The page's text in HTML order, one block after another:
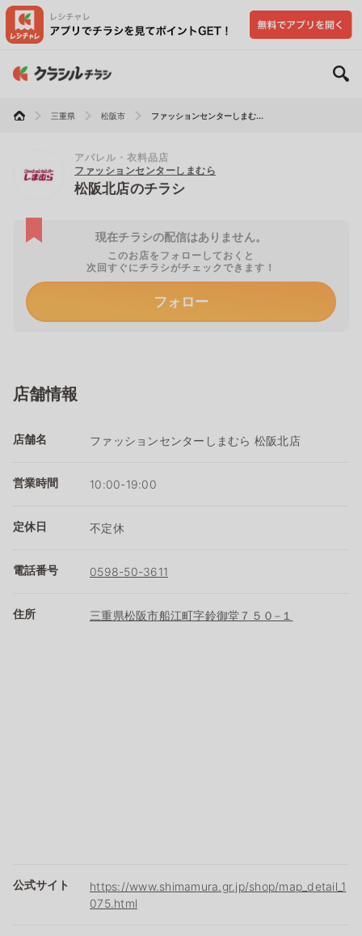
三重県 松阪市 ファッションセンターしまむ...
アパレル・衣料品店
ファッションセンターしまむら
松阪北店のチラシ
現在チラシの配信はありません。
このお店をフォローしておくと
次回すぐにチラシがチェックできます！
フォロー
店舗情報
店舗名 ファッションセンターしまむら 松阪北店
営業時間 10:00-19:00
定休日 不定休
電話番号 0598-50-3611
住所 三重県松阪市船江町字鈴御堂７５０−１
公式サイト
https://www.shimamura.gr.jp/shop/map_detail_1
075.html